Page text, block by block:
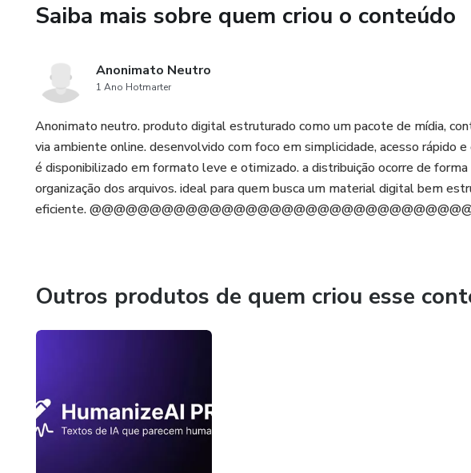
Saiba mais sobre quem criou o conteúdo
Anonimato Neutro
1 Ano Hotmarter
Anonimato neutro. produto digital estruturado como um pacote de mídia,
via ambiente online. desenvolvido com foco em simplicidade, acesso rápido
é disponibilizado em formato leve e otimizado. a distribuição ocorre de
organização dos arquivos. ideal para quem busca um material digital bem
eficiente.
Outros produtos de quem criou esse